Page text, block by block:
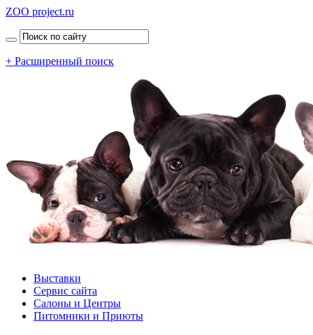
ZOO project.ru
+ Расширенный поиск
Выставки
Сервис сайта
Салоны и Центры
Питомники и Приюты